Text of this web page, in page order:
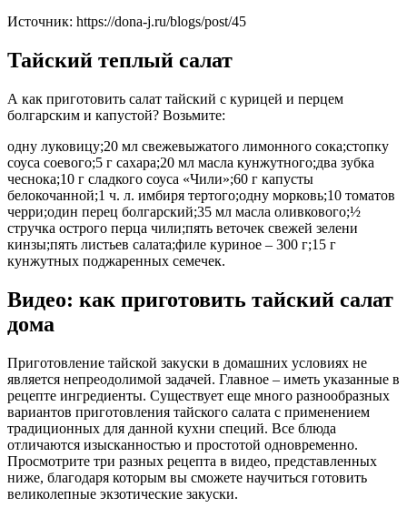
Источник: https://dona-j.ru/blogs/post/45
Тайский теплый салат
А как приготовить салат тайский с курицей и перцем
болгарским и капустой? Возьмите:
одну луковицу;20 мл свежевыжатого лимонного сока;стопку
соуса соевого;5 г сахара;20 мл масла кунжутного;два зубка
чеснока;10 г сладкого соуса «Чили»;60 г капусты
белокочанной;1 ч. л. имбиря тертого;одну морковь;10 томатов
черри;один перец болгарский;35 мл масла оливкового;½
стручка острого перца чили;пять веточек свежей зелени
кинзы;пять листьев салата;филе куриное – 300 г;15 г
кунжутных поджаренных семечек.
Видео: как приготовить тайский салат
дома
Приготовление тайской закуски в домашних условиях не
является непреодолимой задачей. Главное – иметь указанные в
рецепте ингредиенты. Существует еще много разнообразных
вариантов приготовления тайского салата с применением
традиционных для данной кухни специй. Все блюда
отличаются изысканностью и простотой одновременно.
Просмотрите три разных рецепта в видео, представленных
ниже, благодаря которым вы сможете научиться готовить
великолепные экзотические закуски.